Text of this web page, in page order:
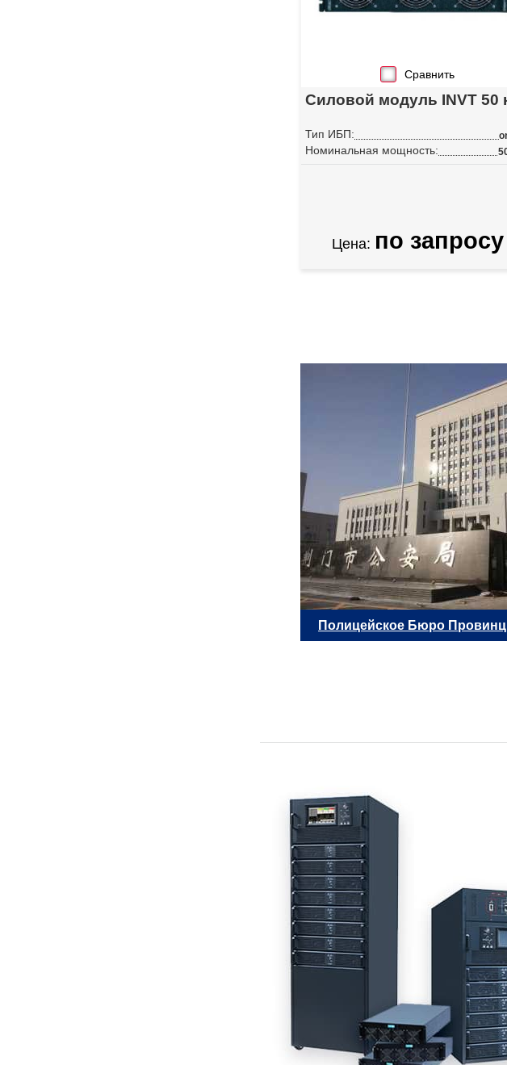
Сравнить
Силовой модуль INVT 50
Тип ИБП:
Номинальная мощность:
Цена: по запросу
Полицейское Бюро